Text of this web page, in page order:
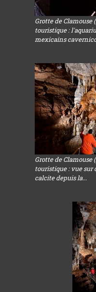
Grotte de
touristique :
mexicains
Grotte de
touristique : vue sur
calcite depuis la...